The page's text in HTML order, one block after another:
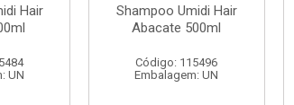
Hair
UN
Shampoo Umidi Hair
Abacate 500ml
Código: 115496
Embalagem: UN